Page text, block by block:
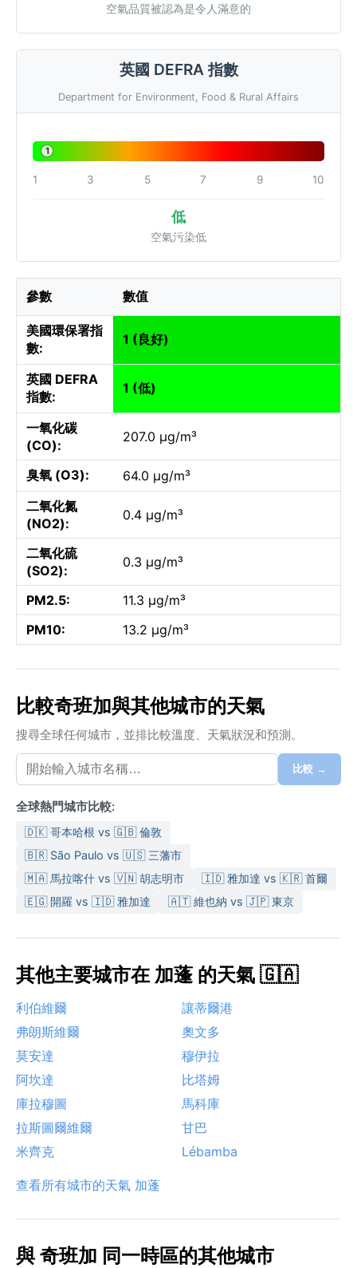
空氣品質被認為是令人滿意的
英國 DEFRA 指數
Department for Environment, Food & Rural Affairs
1
1 3 5 7 9 10
低
空氣污染低
參數 數值
美國環保署指
數:
1 (良好)
英國 DEFRA
指數:
1 (低)
一氧化碳
(CO):
207.0 µg/m³
臭氧 (O3):
64.0 µg/m³
二氧化氮
(NO2):
0.4 µg/m³
二氧化硫
(SO2):
0.3 µg/m³
PM2.5:
11.3 µg/m³
PM10:
13.2 µg/m³
比較奇班加與其他城市的天氣
搜尋全球任何城市，並排比較溫度、天氣狀況和預測。
比較 →
全球熱門城市比較:
🇩🇰 哥本哈根 vs 🇬🇧 倫敦
🇧🇷 São Paulo vs 🇺🇸 三藩市
🇲🇦 馬拉喀什 vs 🇻🇳 胡志明市
🇮🇩 雅加達 vs 🇰🇷 首爾
🇪🇬 開羅 vs 🇮🇩 雅加達
🇦🇹 維也納 vs 🇯🇵 東京
其他主要城市在 加蓬 的天氣 🇬🇦
利伯維爾
讓蒂爾港
弗朗斯維爾
奧文多
莫安達
穆伊拉
阿坎達
比塔姆
庫拉穆圖
馬科庫
拉斯圖爾維爾
甘巴
米齊克
Lébamba
查看所有城市的天氣 加蓬
與 奇班加 同一時區的其他城市